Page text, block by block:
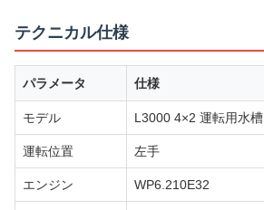
テクニカル仕様
パラメータ 仕様
モデル L3000 4×2 運転用水槽
運転位置 左手
エンジン WP6.210E32